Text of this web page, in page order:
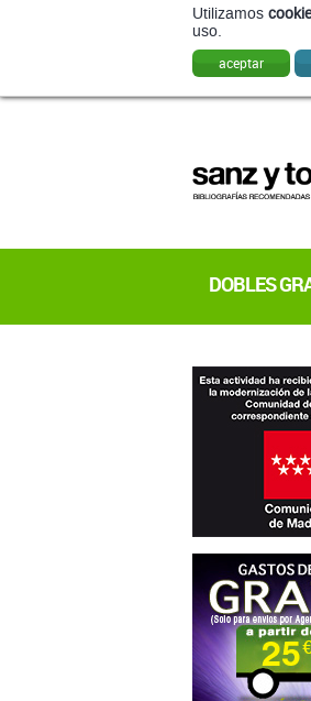
Utilizamos
uso.
aceptar
DOBLES